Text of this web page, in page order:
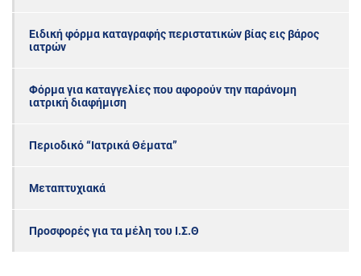
Ειδική φόρμα καταγραφής περιστατικών βίας εις βάρος
ιατρών
Φόρμα για καταγγελίες που αφορούν την παράνομη
ιατρική διαφήμιση
Περιοδικό “Ιατρικά Θέματα”
Μεταπτυχιακά
Προσφορές για τα μέλη του Ι.Σ.Θ